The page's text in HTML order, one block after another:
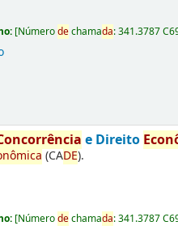
[Númerodechamada:341.3787
e Direito
(CADE).
[Númerodechamada:341.3787